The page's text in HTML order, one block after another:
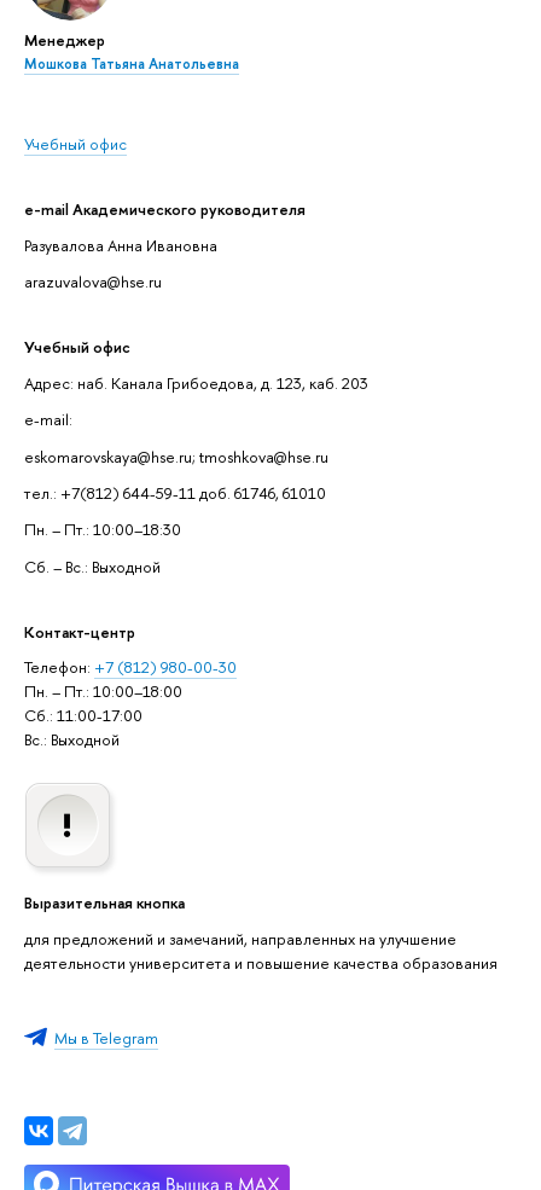
Менеджер
Мошкова Татьяна Анатольевна
Учебный офис
e-mail Академического руководителя
Разувалова Анна Ивановна
arazuvalova@hse.ru
Учебный офис
Адрес: наб. Канала Грибоедова, д. 123, каб. 203
e-mail:
eskomarovskaya@hse.ru; tmoshkova@hse.ru
тел.: +7(812) 644-59-11 доб. 61746, 61010
Пн. – Пт.: 10:00–18:30
Сб. – Вс.: Выходной
Контакт-центр
Телефон: +7 (812) 980-00-30
Пн. – Пт.: 10:00–18:00
Сб.: 11:00-17:00
Вс.: Выходной
Выразительная кнопка
для предложений и замечаний, направленных на улучшение
деятельности университета и повышение качества образования
Мы в Telegram